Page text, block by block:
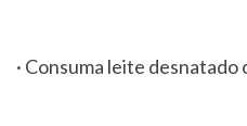
· Consuma leite